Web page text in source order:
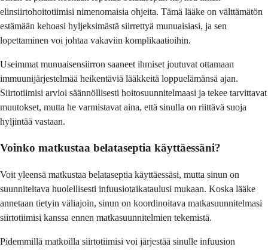
elinsiirtohoitotiimisi nimenomaisia ohjeita. Tämä lääke on välttämätön
estämään kehoasi hyljeksimästä siirrettyä munuaisiasi, ja sen
lopettaminen voi johtaa vakaviin komplikaatioihin.
Useimmat munuaisensiirron saaneet ihmiset joutuvat ottamaan
immuunijärjestelmää heikentäviä lääkkeitä loppuelämänsä ajan.
Siirtotiimisi arvioi säännöllisesti hoitosuunnitelmaasi ja tekee tarvittavat
muutokset, mutta he varmistavat aina, että sinulla on riittävä suoja
hyljintää vastaan.
Voinko matkustaa belataseptia käyttäessäni?
Voit yleensä matkustaa belataseptia käyttäessäsi, mutta sinun on
suunniteltava huolellisesti infuusiotaikataulusi mukaan. Koska lääke
annetaan tietyin väliajoin, sinun on koordinoitava matkasuunnitelmasi
siirtotiimisi kanssa ennen matkasuunnitelmien tekemistä.
Pidemmillä matkoilla siirtotiimisi voi järjestää sinulle infuusion